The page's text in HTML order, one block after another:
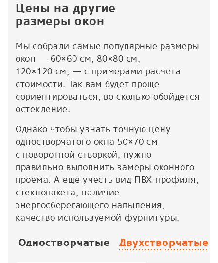
Цены на другие
размеры окон
Мы собрали самые популярные размеры
окон — 60×60 см, 80×80 см,
120×120 см, — с примерами расчёта
стоимости. Так вам будет проще
сориентироваться, во сколько обойдётся
остекление.
Однако чтобы узнать точную цену
одностворчатого окна 50×70 см
с поворотной створкой, нужно
правильно выполнить замеры оконного
проёма. А ещё учесть вид ПВХ-профиля,
стеклопакета, наличие
энергосберегающего напыления,
качество используемой фурнитуры.
Одностворчатые Двухстворчатые